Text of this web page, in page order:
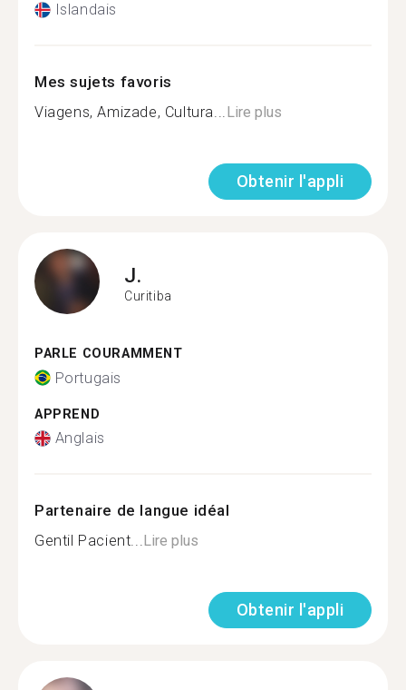
Islandais
Mes sujets favoris
Viagens, Amizade, Cultura...Lire plus
Obtenir l'appli
J.
Curitiba
PARLE COURAMMENT
Portugais
APPREND
Anglais
Partenaire de langue idéal
Gentil Pacient...Lire plus
Obtenir l'appli